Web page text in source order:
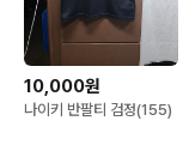
10,000원
나이키 반팔티 검정(155)